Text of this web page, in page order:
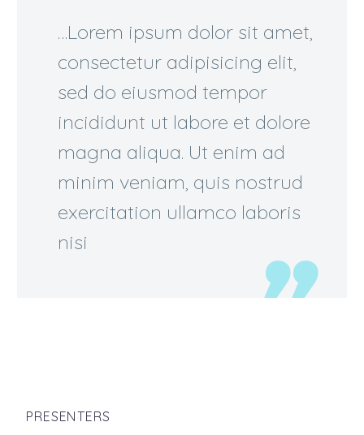
…Lorem ipsum dolor sit amet,
consectetur adipisicing elit,
sed do eiusmod tempor
incididunt ut labore et dolore
magna aliqua. Ut enim ad
minim veniam, quis nostrud
exercitation ullamco laboris
nisi
PRESENTERS